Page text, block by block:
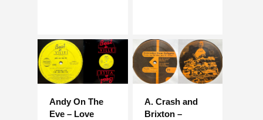
Andy On The
Eve – Love
A. Crash and
Brixton –